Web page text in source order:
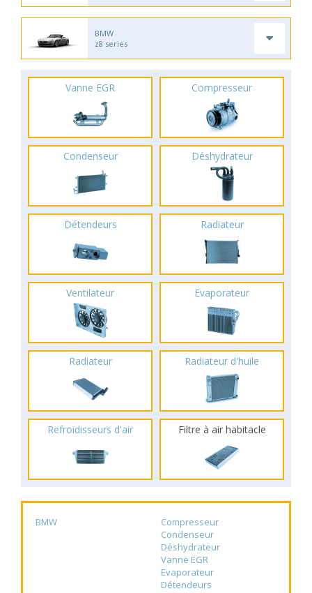
BMW
z8 series
Vanne EGR Compresseur
Condenseur Déshydrateur
Détendeurs Radiateur
Ventilateur Evaporateur
Radiateur Radiateur d'huile
Refroidisseurs d'air Filtre à air habitacle
BMW
Compresseur
Condenseur
Déshydrateur
Vanne EGR
Evaporateur
Détendeurs